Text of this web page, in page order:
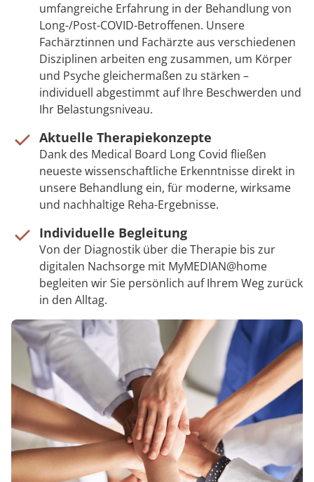
umfangreiche Erfahrung in der Behandlung von
Long-/Post-COVID-Betroffenen. Unsere
Fachärztinnen und Fachärzte aus verschiedenen
Disziplinen arbeiten eng zusammen, um Körper
und Psyche gleichermaßen zu stärken –
individuell abgestimmt auf Ihre Beschwerden und
Ihr Belastungsniveau.
Aktuelle Therapiekonzepte
Dank des Medical Board Long Covid fließen
neueste wissenschaftliche Erkenntnisse direkt in
unsere Behandlung ein, für moderne, wirksame
und nachhaltige Reha-Ergebnisse.
Individuelle Begleitung
Von der Diagnostik über die Therapie bis zur
digitalen Nachsorge mit MyMEDIAN@home
begleiten wir Sie persönlich auf Ihrem Weg zurück
in den Alltag.